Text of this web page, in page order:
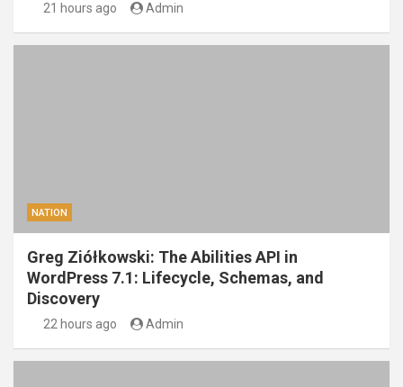
21 hours ago Admin
NATION
Greg Ziółkowski: The Abilities API in
WordPress 7.1: Lifecycle, Schemas, and
Discovery
22 hours ago Admin